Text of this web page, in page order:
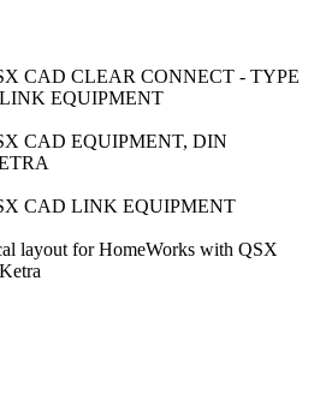
CAD CLEAR CONNECT - TYPE
EQUIPMENT
CAD EQUIPMENT, DIN
CAD LINK EQUIPMENT
layout for HomeWorks with QSX